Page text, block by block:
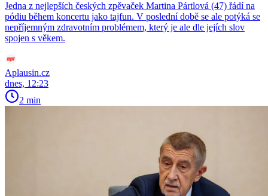
Jedna z nejlepších českých zpěvaček Martina Pártlová (47) řádí na
pódiu během koncertu jako tajfun. V poslední době se ale potýká se
nepříjemným zdravotním problémem, který je ale dle jejích slov
spojen s věkem.
Aplausin.cz
dnes, 12:23
2 min